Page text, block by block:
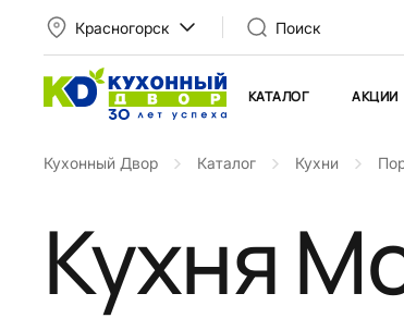
Красногорск Поиск
КАТАЛОГ АКЦИИ
Кухонный Двор Каталог Кухни
Кухня